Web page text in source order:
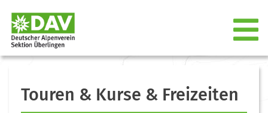
Touren & Kurse & Freizeiten